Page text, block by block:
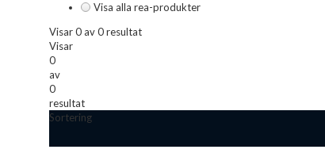
Visa alla rea-produkter
Visar 0 av 0 resultat
Visar
0
av
0
resultat
Sortering